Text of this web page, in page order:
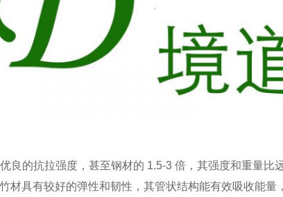
良的抗拉强度，甚至钢材的 1.5-3 倍，其强度和重量比
材具有较好的弹性和韧性，其管状结构能有效吸收能量